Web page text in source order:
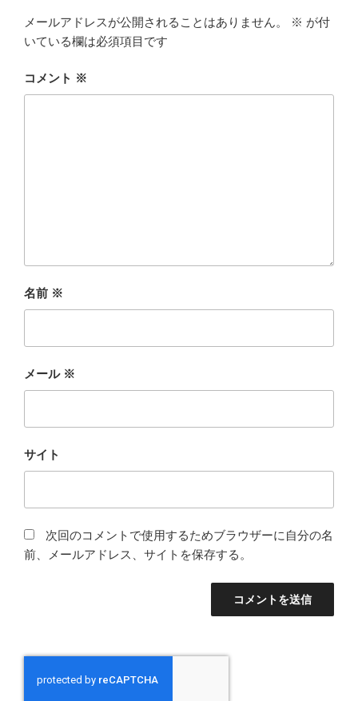
メールアドレスが公開されることはありません。 ※ が付
いている欄は必須項目です
コメント ※
名前 ※
メール ※
サイト
次回のコメントで使用するためブラウザーに自分の名
前、メールアドレス、サイトを保存する。